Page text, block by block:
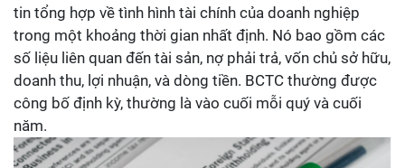
tin tổng hợp về tình hình tài chính của doanh nghiệp
trong một khoảng thời gian nhất định. Nó bao gồm các
số liệu liên quan đến tài sản, nợ phải trả, vốn chủ sở hữu,
doanh thu, lợi nhuận, và dòng tiền. BCTC thường được
công bố định kỳ, thường là vào cuối mỗi quý và cuối
năm.